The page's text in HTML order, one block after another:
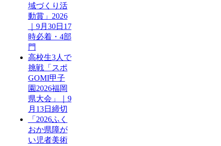
域づくり活
動賞」2026
｜9月30日17
時必着・4部
門
高校生3人で
挑戦「スポ
GOMI甲子
園2026福岡
県大会」｜9
月13日締切
「2026ふく
おか県障が
い児者美術